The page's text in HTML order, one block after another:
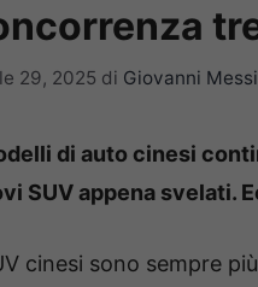
29, 2025 di Giovanni Messi
di auto cinesi
SUV appena svelati.
cinesi sono sempre